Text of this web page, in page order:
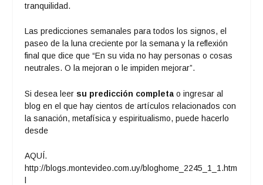
tranquilidad.
Las predicciones semanales para todos los signos, el
paseo de la luna creciente por la semana y la reflexión
final que dice que “En su vida no hay personas o cosas
neutrales. O la mejoran o le impiden mejorar”.
Si desea leer su predicción completa o ingresar al
blog en el que hay cientos de artículos relacionados con
la sanación, metafísica y espiritualismo, puede hacerlo
desde
AQUÍ.
http://blogs.montevideo.com.uy/bloghome_2245_1_1.htm